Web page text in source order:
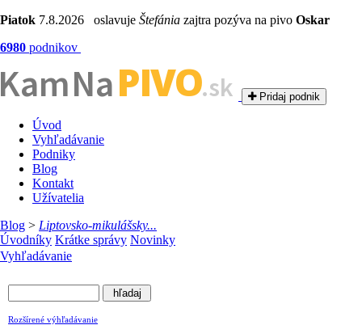
Piatok 7.8.2026 oslavuje Štefánia zajtra pozýva na pivo Oskar
6980 podnikov
NaPIVO.sk Pridaj podnik
Úvod
Vyhľadávanie
Podniky
Blog
Kontakt
Užívatelia
Blog > Liptovsko-mikulášsky...
Úvodníky Krátke správy Novinky
Vyhľadávanie
Rozšírené výhľadávanie